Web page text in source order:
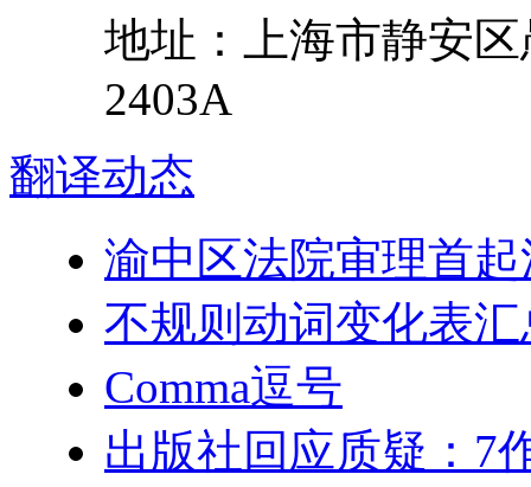
地址：
上海市静安区
2403A
翻译动态
渝中区法院审理首
不规则动词变化表汇
Comma逗号
出版社回应质疑：7